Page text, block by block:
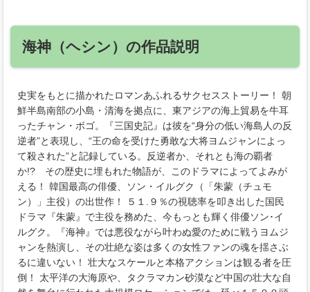
海神（ヘシン）の作品説明
史実をもとに描かれたロマンあふれるサクセスストーリー！ 朝
鮮半島南部の小島・清海を拠点に、東アジアの海上貿易を牛耳
ったチャン・ボゴ。『三国史記』は彼を“身分の低い海島人の反
逆者”と表現し、“王の命を受けた勇敢な大将ヨムジャンによっ
て殺された”と記録している。反逆者か、それとも海の覇者
か!? その歴史に埋もれた物語が、このドラマによってよみが
える！ 韓国最高の俳優、ソン・イルグク（「朱蒙（チュモ
ン）」主役）の出世作！ ５１.９％の視聴率を叩き出した国民
ドラマ『朱蒙』で主役を務めた、今もっとも輝く俳優ソン･イ
ルグク。『海神』では悪役ながら叶わぬ愛のために戦うヨムジ
ャンを熱演し、その壮絶な姿は多くの女性ファンの魂を揺さぶ
るに違いない！ 壮大なスケールと本格アクションは観る者を圧
倒！ 太平洋の大海原や、タクラマカン砂漠など中国の壮大な自